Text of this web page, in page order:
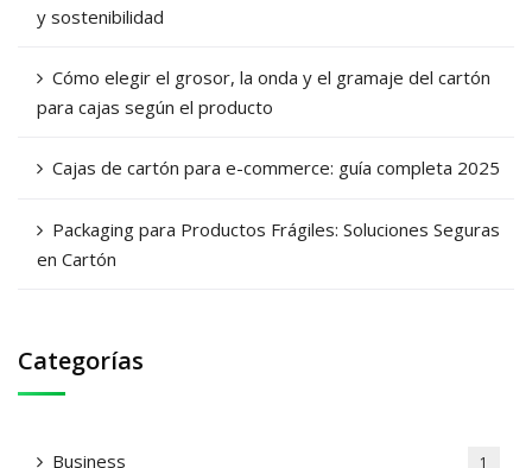
y sostenibilidad
Cómo elegir el grosor, la onda y el gramaje del cartón
para cajas según el producto
Cajas de cartón para e-commerce: guía completa 2025
Packaging para Productos Frágiles: Soluciones Seguras
en Cartón
Categorías
Business 1